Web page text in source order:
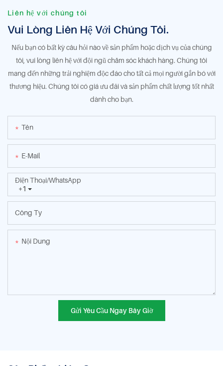
Liên hệ với chúng tôi
Vui Lòng Liên Hệ Với Chúng Tôi.
Nếu bạn có bất kỳ câu hỏi nào về sản phẩm hoặc dịch vụ của chúng
tôi, vui lòng liên hệ với đội ngũ chăm sóc khách hàng. Chúng tôi
mang đến những trải nghiệm độc đáo cho tất cả mọi người gắn bó với
thương hiệu. Chúng tôi có giá ưu đãi và sản phẩm chất lượng tốt nhất
dành cho bạn.
Tên
E-Mail
+1
Điện Thoại/WhatsApp
Công Ty
Nội Dung
Gửi Yêu Cầu Ngay Bây Giờ